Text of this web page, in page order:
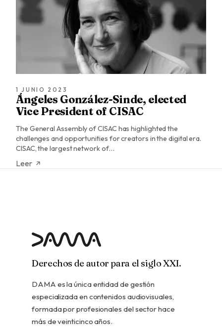
1 JUNIO 2023
Ángeles González-Sinde, elected
Vice President of CISAC
The General Assembly of CISAC has highlighted the
challenges and opportunities for creators in the digital era.
CISAC, the largest network of…
Leer
Derechos de autor para el siglo XXI.
DAMA es la única entidad de gestión
especializada en contenidos audiovisuales,
formada por profesionales del sector hace
más de veinticinco años.